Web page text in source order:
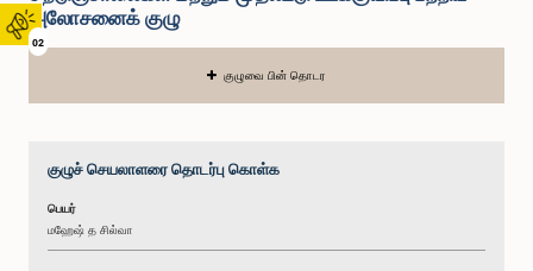
02
அலோசனைக் குழு
குழுவை பின் தொடர
குழுச் செயலாளரை தொடர்பு கொள்க
பெயர்
மஹேஷ் த சில்வா